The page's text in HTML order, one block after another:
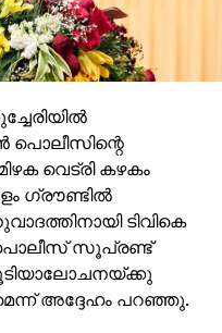
പൊലീസിന്റെ
വെട്രി കഴകം
ഗ്രൗണ്ടിൽ
ടിവികെ
പൊലീസ് സൂപ്രണ്ട്
അദ്ദേഹം പറഞ്ഞു.